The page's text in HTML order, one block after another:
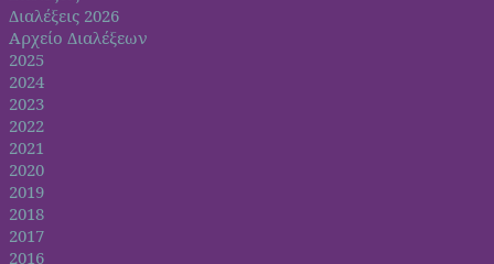
Διαλέξεις 2026
Αρχείο Διαλέξεων
2025
2024
2023
2022
2021
2020
2019
2018
2017
2016